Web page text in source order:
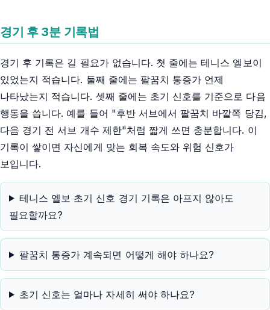
경기 후 3분 기록법
경기 후 기록은 길 필요가 없습니다. 첫 줄에는 테니스 엘보이
있었는지 적습니다. 둘째 줄에는 팔꿈치 통증가 언제
나타났는지 적습니다. 셋째 줄에는 초기 신호를 기준으로 다음
행동을 씁니다. 예를 들어 "후반 서브에서 팔꿈치 바깥쪽 당김,
다음 경기 전 서브 개수 제한"처럼 짧게 쓰면 충분합니다. 이
기록이 쌓이면 자신에게 맞는 회복 속도와 위험 신호가
보입니다.
테니스 엘보 초기 신호 경기 기록은 아프지 않아도
필요할까요?
팔꿈치 통증가 계속되면 어떻게 해야 하나요?
초기 신호는 얼마나 자세히 써야 하나요?